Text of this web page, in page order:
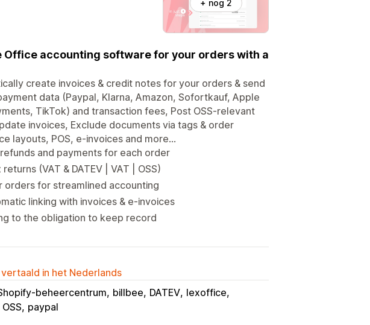
+ nog 2
Office accounting software for your orders with a
create invoices & credit notes for your orders & send
data (Paypal, Klarna, Amazon, Sofortkauf, Apple
TikTok) and transaction fees, Post OSS-relevant
invoices, Exclude documents via tags & order
layouts, POS, e-invoices and more...
and payments for each order
(VAT & DATEV | VAT | OSS)
for streamlined accounting
linking with invoices & e-invoices
to the obligation to keep record
in het Nederlands
beheercentrum billbee DATEV lexoffice
OSS paypal